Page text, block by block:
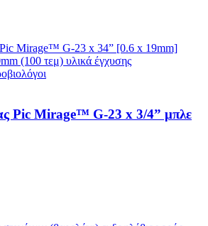
Pic Mirage™ G-23 x 3/4” μπλε